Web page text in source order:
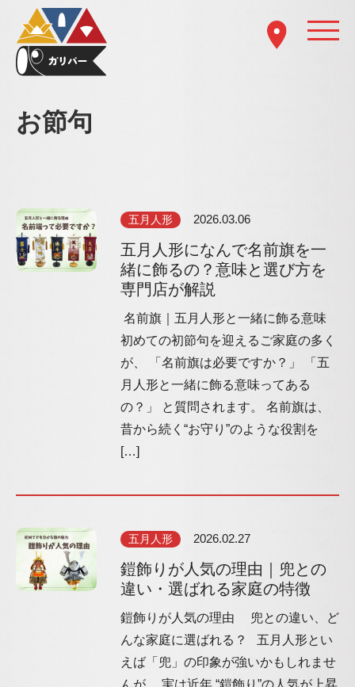
お節句
五月人形 2026.03.06
五月人形になんで名前旗を一
緒に飾るの？意味と選び方を
専門店が解説
名前旗｜五月人形と一緒に飾る意味
初めての初節句を迎えるご家庭の多く
が、 「名前旗は必要ですか？」 「五
月人形と一緒に飾る意味ってある
の？」 と質問されます。 名前旗は、
昔から続く“お守り”のような役割を
[…]
五月人形 2026.02.27
鎧飾りが人気の理由｜兜との
違い・選ばれる家庭の特徴
鎧飾りが人気の理由 兜との違い、ど
んな家庭に選ばれる？ 五月人形とい
えば「兜」の印象が強いかもしれませ